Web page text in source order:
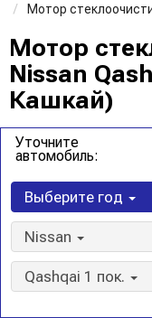
Мотор
Мотор
Nissan
Кашкай)
Уточните
автомобиль:
Выберите год
Nissan
Qashqai 1 пок.